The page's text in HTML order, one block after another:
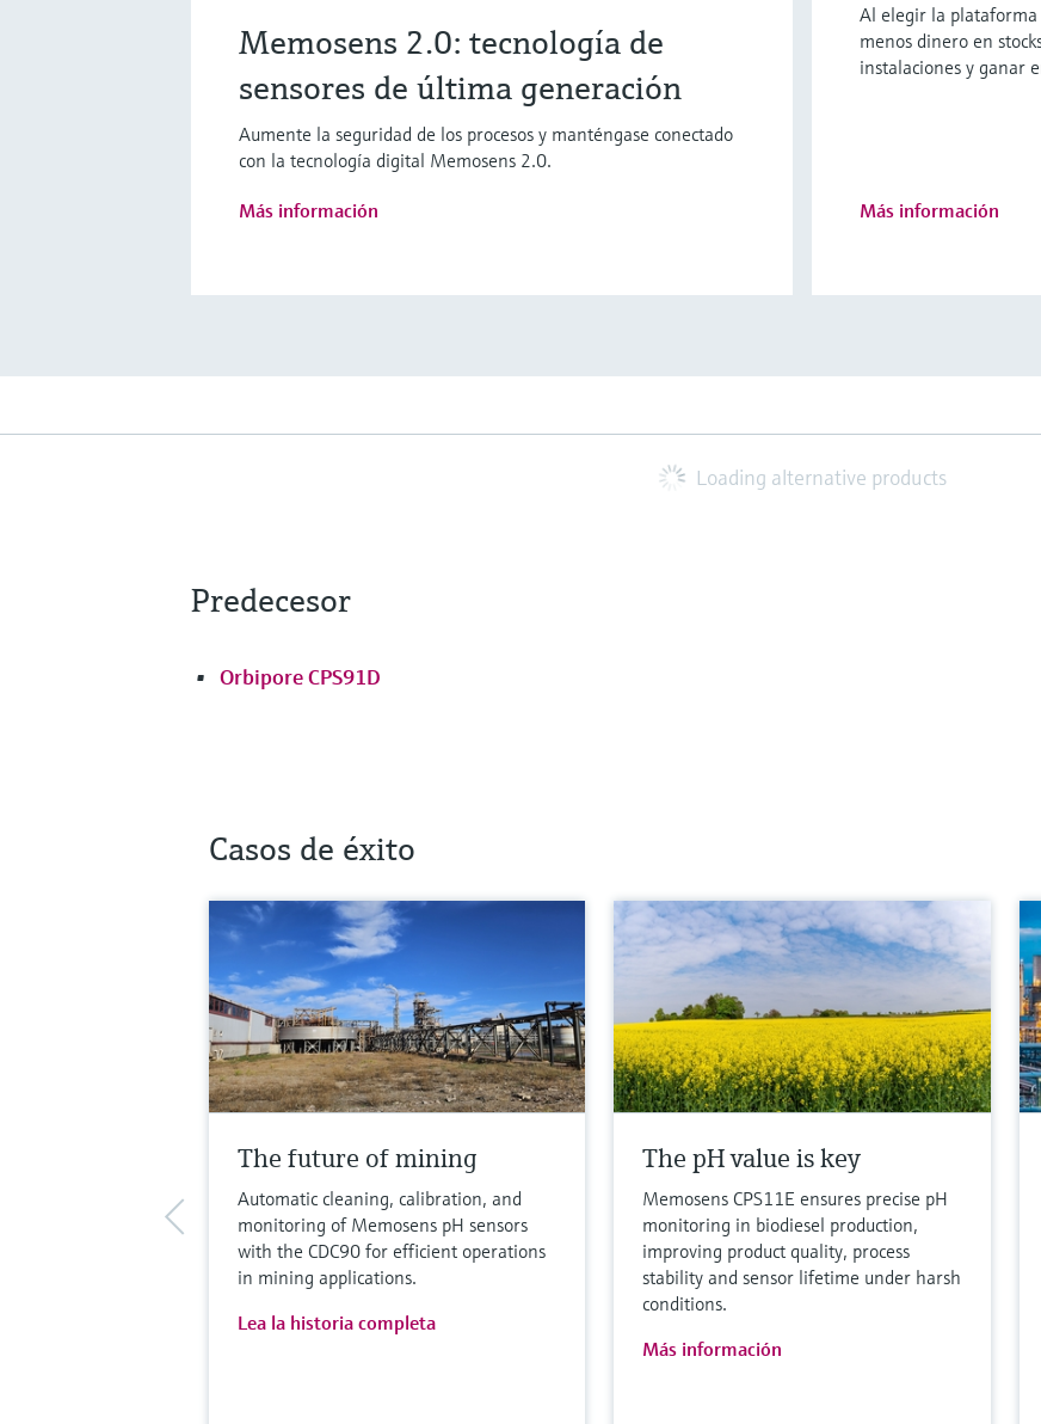
Memosens 2.0: tecnología de
sensores de última generación
Aumente la seguridad de los procesos y manténgase conectado
con la tecnología digital Memosens 2.0.
Más información
Al elegir la
menos dinero en
instalaciones y ganar
Más información
Loading alternative products
Predecesor
Orbipore CPS91D
Casos de éxito
The future of mining
Automatic cleaning, calibration, and
monitoring of Memosens pH sensors
with the CDC90 for efficient operations
in mining applications.
Lea la historia completa
The pH value is key
Memosens CPS11E ensures precise pH
monitoring in biodiesel production,
improving product quality, process
stability and sensor lifetime under harsh
conditions.
Más información